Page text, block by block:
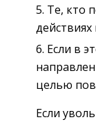
Те, кто
Если в
целью
Если